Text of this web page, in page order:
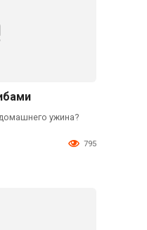
ужина?
795